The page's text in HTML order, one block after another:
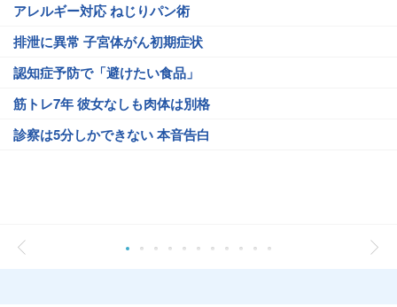
アレルギー対応 ねじりパン術
排泄に異常 子宮体がん初期症状
認知症予防で「避けたい食品」
筋トレ7年 彼女なしも肉体は別格
診察は5分しかできない 本音告白